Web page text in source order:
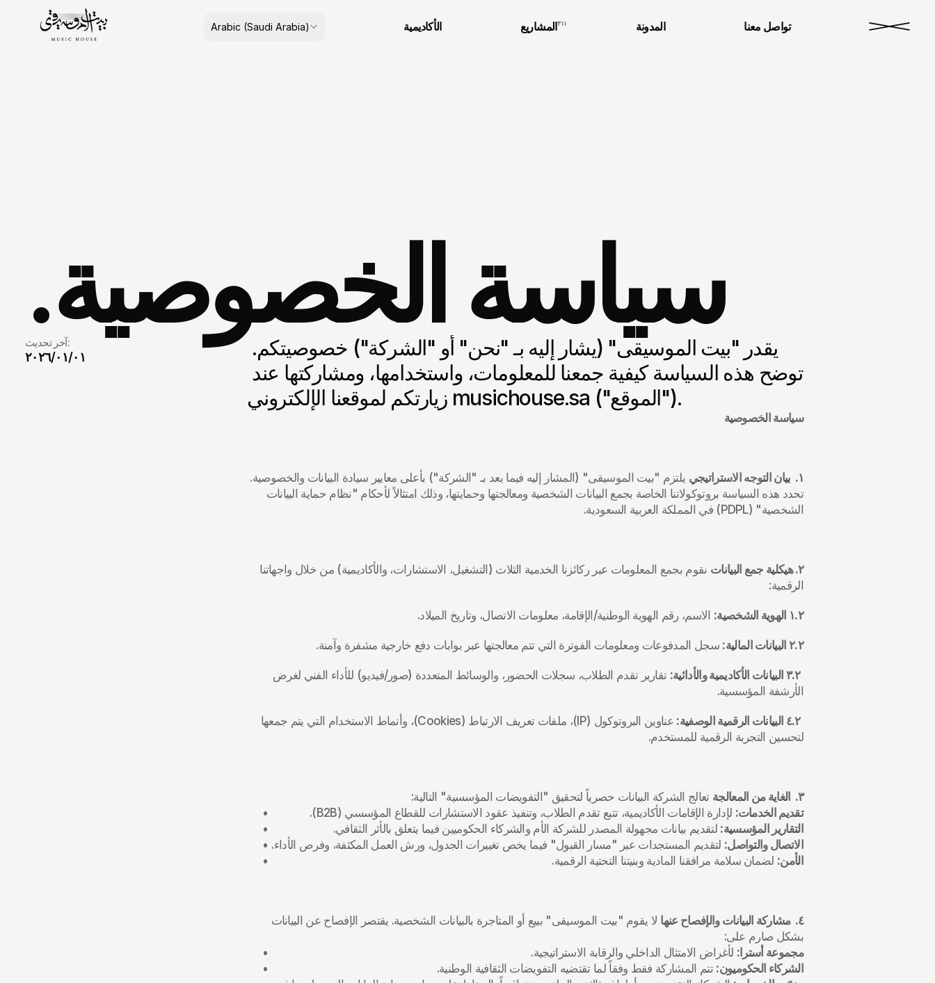
الأكاديمية Arabic (Saudi Arabia) المشاريع٣١١ المدونة تواصل معنا
.سياسة الخصوصية
آخر تحديث:
٠١‏/٠١‏/٢٠٢٦
زيارتكم لموقعنا الإلكتروني musichouse.sa ("الموقع").
سياسة الخصوصية
١.  بيان التوجه الاستراتيجي
الشخصية" (PDPL) في المملكة العربية السعودية.
٢. هيكلية جمع البيانات
الرقمية:
١.٢ الهوية الشخصية: الاسم، رقم الهوية الوطنية/الإقامة، معلومات الاتصال، وتاريخ الميلاد.
٢.٢ البيانات المالية: سجل المدفوعات ومعلومات الفوترة التي تتم معالجتها عبر بوابات دفع خارجية مشفرة وآمنة.
٣.٢ البيانات الأكاديمية والأدائية:
الأرشفة المؤسسية.
٤.٢ البيانات الرقمية الوصفية:
لتحسين التجربة الرقمية للمستخدم.
٣.  الغاية من المعالجة
تعالج الشركة البيانات حصرياً لتحقيق "التفويضات المؤسسية" التالية:
تقديم الخدمات: لإدارة الإقامات الأكاديمية، تتبع تقدم الطلاب، وتنفيذ عقود الاستشارات للقطاع المؤسسي (B2B).
التقارير المؤسسية: لتقديم بيانات مجهولة المصدر للشركة الأم والشركاء الحكوميين فيما يتعلق بالأثر الثقافي.
الاتصال والتواصل: لتقديم المستجدات عبر "مسار القبول" فيما يخص تغييرات الجدول، ورش العمل المكثفة، وفرص الأداء.
الأمن: لضمان سلامة مرافقنا المادية وبنيتنا التحتية الرقمية.
٤.  مشاركة البيانات والإفصاح عنها
بشكل صارم على:
مجموعة أسترا: لأغراض الامتثال الداخلي والرقابة الاستراتيجية.
الشركاء الحكوميون: تتم المشاركة فقط وفقاً لما تقتضيه التفويضات الثقافية الوطنية.